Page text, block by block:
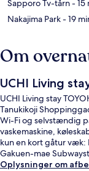
Sapporo Tv-tårn- 15
Nakajima Park- 19
Om
UCHI Living
UCHI Living stay
Tanukikoji
Wi-Fi og selvstændig
vaskemaskine,
kun en kort gåtur væk:
Gakuen-mae
Oplysninger om